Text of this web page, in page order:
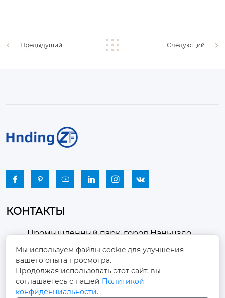
Предыдущий Следующий
     
КОНТАКТЫ

Промышленный парк, город Наньцзяо,
район Чжоуцунь, город Цзыбо, провинция
Шаньдун
 winston-xu@hengdingfan.com
Мы используем файлы cookie для улучшения
вашего опыта просмотра.
Продолжая использовать этот сайт, вы
соглашаетесь с нашей Политикой
конфиденциальности.